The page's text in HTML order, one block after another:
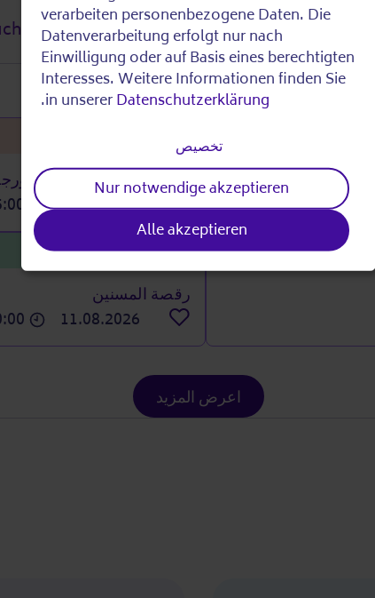
مكتبة الأشياء في بوتشر
10.08.2026
ملاحظة
نشطة وصحية
رقصة المسنين
11.08.2026
ملاحظة
اعرض المزيد
of
personal
and
cookies
verarbeiten personenbezogene Daten. Die
Datenverarbeitung erfolgt nur nach
Einwilligung oder auf Basis eines berechtigten
Interesses. Weitere Informationen finden Sie
in unsererDatenschutzerklärung
.
تخصيص
Nur notwendige akzeptieren
Alle akzeptieren